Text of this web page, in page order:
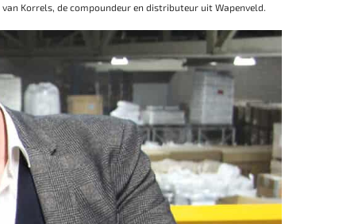
Korrels, de compoundeur en distributeur uit Wapenveld.